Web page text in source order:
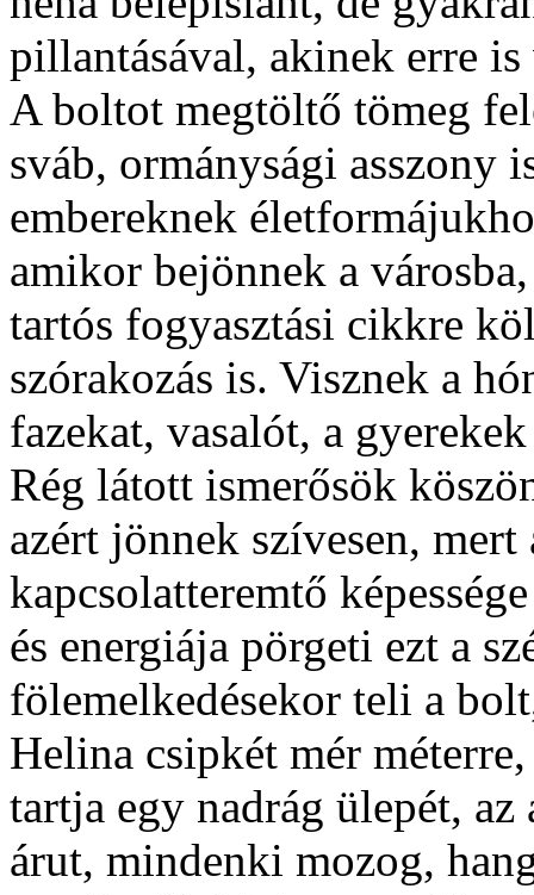
pillantásával, akinek erre
A boltot megtöltő tömeg
sváb, ormánysági asszony
embereknek
amikor bejönnek a
tartós fogyasztási cikkre
szórakozás is. Visznek a
fazekat, vasalót, a
Rég látott ismerősök
azért jönnek szívesen, mert
kapcsolatteremtő
és energiája pörgeti ezt a
fölemelkedésekor teli a
Helina csipkét mér
tartja egy nadrág ülepét,
árut, mindenki mozog,